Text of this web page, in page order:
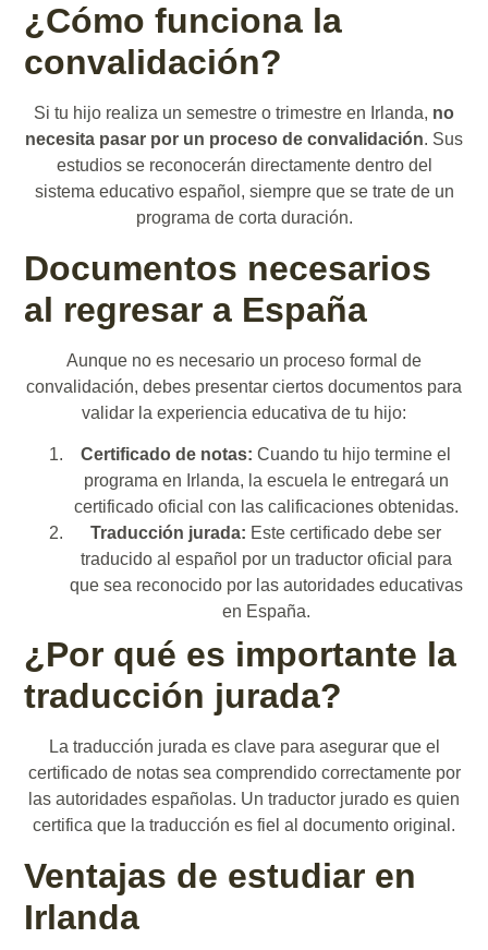
¿Cómo funciona la
convalidación?
Si tu hijo realiza un semestre o trimestre en Irlanda, no
necesita pasar por un proceso de convalidación. Sus
estudios se reconocerán directamente dentro del
sistema educativo español, siempre que se trate de un
programa de corta duración.
Documentos necesarios
al regresar a España
Aunque no es necesario un proceso formal de
convalidación, debes presentar ciertos documentos para
validar la experiencia educativa de tu hijo:
Certificado de notas: Cuando tu hijo termine el
programa en Irlanda, la escuela le entregará un
certificado oficial con las calificaciones obtenidas.
Traducción jurada: Este certificado debe ser
traducido al español por un traductor oficial para
que sea reconocido por las autoridades educativas
en España.
¿Por qué es importante la
traducción jurada?
La traducción jurada es clave para asegurar que el
certificado de notas sea comprendido correctamente por
las autoridades españolas. Un traductor jurado es quien
certifica que la traducción es fiel al documento original.
Ventajas de estudiar en
Irlanda